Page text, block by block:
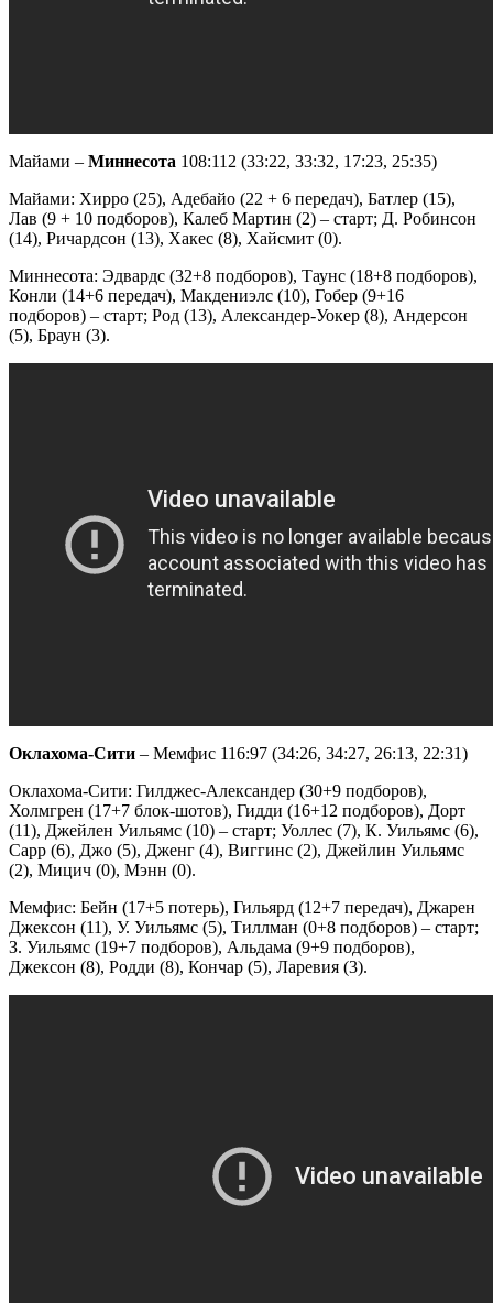
Майами – Миннесота 108:112 (33:22, 33:32, 17:23, 25:35)
Майами: Хирро (25), Адебайо (22 + 6 передач), Батлер (15),
Лав (9 + 10 подборов), Калеб Мартин (2) – старт; Д. Робинсон
(14), Ричардсон (13), Хакес (8), Хайсмит (0).
Миннесота: Эдвардс (32+8 подборов), Таунс (18+8 подборов),
Конли (14+6 передач), Макдениэлс (10), Гобер (9+16
подборов) – старт; Род (13), Александер-Уокер (8), Андерсон
(5), Браун (3).
Оклахома-Сити – Мемфис 116:97 (34:26, 34:27, 26:13, 22:31)
Оклахома-Сити: Гилджес-Александер (30+9 подборов),
Холмгрен (17+7 блок-шотов), Гидди (16+12 подборов), Дорт
(11), Джейлен Уильямс (10) – старт; Уоллес (7), К. Уильямс (6),
Сарр (6), Джо (5), Дженг (4), Виггинс (2), Джейлин Уильямс
(2), Мицич (0), Мэнн (0).
Мемфис: Бейн (17+5 потерь), Гильярд (12+7 передач), Джарен
Джексон (11), У. Уильямс (5), Тиллман (0+8 подборов) – старт;
З. Уильямс (19+7 подборов), Альдама (9+9 подборов),
Джексон (8), Родди (8), Кончар (5), Ларевия (3).